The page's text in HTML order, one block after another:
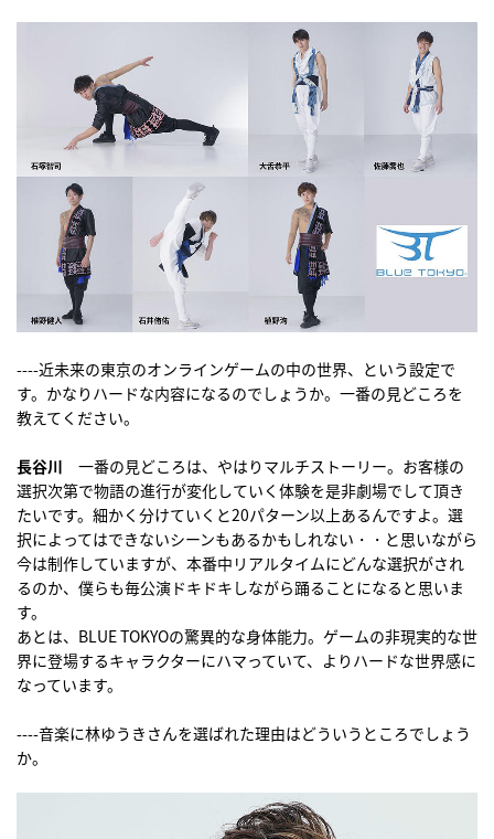
----近未来の東京のオンラインゲームの中の世界、という設定で
す。かなりハードな内容になるのでしょうか。一番の見どころを
教えてください。
長谷川 一番の見どころは、やはりマルチストーリー。お客様の
選択次第で物語の進行が変化していく体験を是非劇場でして頂き
たいです。細かく分けていくと20パターン以上あるんですよ。選
択によってはできないシーンもあるかもしれない・・と思いながら
今は制作していますが、本番中リアルタイムにどんな選択がされ
るのか、僕らも毎公演ドキドキしながら踊ることになると思いま
す。
あとは、BLUE TOKYOの驚異的な身体能力。ゲームの非現実的な世
界に登場するキャラクターにハマっていて、よりハードな世界感に
なっています。
----音楽に林ゆうきさんを選ばれた理由はどういうところでしょう
か。